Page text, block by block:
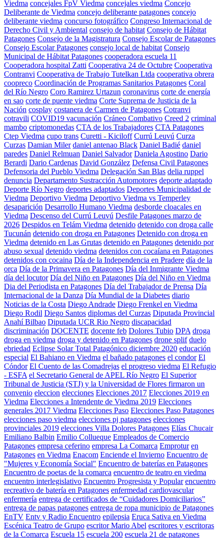
Viedma concejales FpV Viedma concejales viedma Concejo
Deliberante de Viedma concejo deliberante patagones concejo
deliberante viedma concurso fotográfico Congreso Internacional de
Derecho Civil y Ambiental consejo de habitat Consejo de Hábitat
Patagones Consejo de la Magistratura Consejo Escolar de Patagones
Consejo Escolar Patagones consejo local de habitat Consejo
Municipal de Hábitat Patagones cooperadora escuela 11
Cooperadora hospital Zatti Cooperativa 24 de Octubre Cooperativa
Contranvi Cooperativa de Trabajo Tutelkan Ltda cooperativa obrera
coopreco Coordinación de Programas Sanitarios Patagones Coral
del Río Negro Coro Ramirez Urtazun coronavirus corte de energía
en sao corte de puente viedma Corte Suprema de Justicia de la
Nación cosplay costanera de Carmen de Patagones Cotranvi
cotravili COVID19 vacunación Cráneo Combativo Creed 2 criminal
mambo criptomonedas CTA de los Trabajadores CTA Patagones
Ctep Viedma cupo trans Curetti - Kiciloff Currú Leuvú Curza
Curzas Damian Miler daniel antenao Black Daniel Badié daniel
paredes Daniel Relmuan Daniel Salvador Daniela Agostino Dario
Berardi Dario Cardenas David González Defensa Civil Patagones
Defensoria del Pueblo Viedma Delegación San Blas delia ruppel
denuncia Departamento Sustracción Automotores deporte adaptado
Deporte Río Negro deportes adaptados Deportes Municipalidad de
Viedma Deportivo Viedma Deportivo Viedma vs Temperley
desaparición Desarrollo Humano Viedma desborde cloacales en
Viedma Descenso del Currú Leuvú Desfile Patagones marzo de
2026 Despidos en Telám Viedma detenido detenido con droga calle
Tucunán detenido con droga en Patagones Detenido con droga en
Viedma detenido en Las Grutas detenido en Patagones detenido por
abuso sexual detenido viedma detenidos con cocaíana en Patagones
detenidos con cocaina Día de la Independencia en Pradere día de la
orca Día de la Primavera en Patagones Día del Inmigrante Viedma
día del locutor Día del Niño en Patagones Día del Niño en Viedma
Dia del Periodista en Patagones Día del Trabajador de Prensa Día
Internacional de la Danza Día Mundial de la Diabetes diario
Noticias de la Costa Diego Andrade Diego Frenkel en Viedma
Diego Rodil Diego Santos diplomas del Curzas Diputada Provincial
Anahí Bilbao Diputada UCR Rio Negro discapacidad
discriminación DOCENTE docente feb Dolores Tubio DPA droga
droga en viedma droga y detenido en Patagones drone splif duelo
ebriedad Eclipse Solar Total Patagónico diciembre 2020 educación
especial El Bahiano en Viedma el bañado patagones el condor El
Cóndor El Cuento de las Comadrejas el progreso viedma El Refugio
- ESFA el Secretario General de APEL Río Negro El Superior
Tribunal de Justicia (STJ) y la Universidad de Flores firmaron un
convenio eleccion elecciones Elecciones 2017 Elecciones 2019 en
Viedma Elecciones a Intendente de Viedma 2019 Elecciones
generales 2017 Viedma Elecciones Paso Elecciones Paso Patagones
elecciones paso viedma elecciones pj patagones elecciones
provinciales 2019 elecciones Villa Dolores Patagones Elías Chucair
Emiliano Balbin Emilio Collueque Empleados de Comercio
Patagones empresa ceferino empresa La Comarca Emprotur en
Patagones en Viedma Enacom Enciende el Invierno Encuentro de
"Mujeres y Economía Social" Encuentro de baterías en Patagones
Encuentro de poetas de la comarca encuentro de teatro en viedma
encuentro interlegislativo Encuentro Progresista y Popular encuentro
recreativo de batería en Patagones enfermedad cardiovascular
enfermería entrega de certificados de “Cuidadores Domiciliarios”
entrega de papas patagones entrega de ropa municipio de Patagones
EnTV Entv y Radio Encuentro epilepsia Eruca Sativa en Viedma
Escénica Teatro de Grupo escritor Mario Abel escritores y escritoras
de la Comarca Escuela 15 escuela 200 escuela 21 de patagones